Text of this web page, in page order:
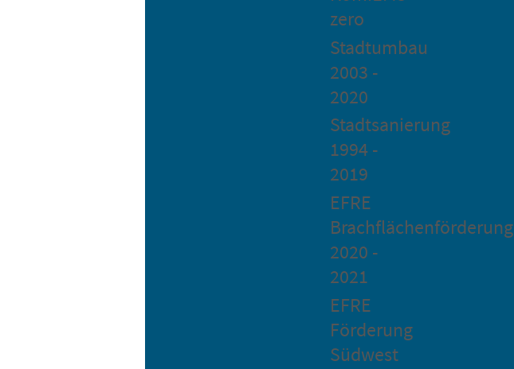
zero
Stadtumbau
2003 -
2020
Stadtsanierung
1994 -
2019
EFRE
Brachflächenförderung
2020 -
2021
EFRE
Förderung
Südwest